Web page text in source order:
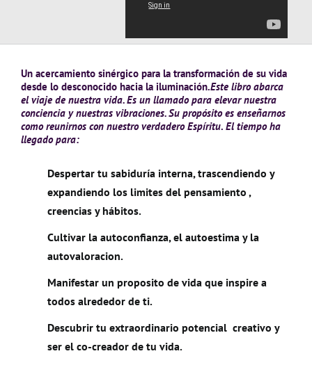
Un acercamiento sinérgico para la transformación de su vida
desde lo desconocido hacia la iluminación.Este libro abarca
el viaje de nuestra vida.Es un llamado para elevar nuestra
conciencia y nuestras vibraciones. Su propósito es enseñarnos
como reunirnos con nuestro verdadero Espíritu. El tiempo ha
llegado para:
Despertar tu sabiduría interna, trascendiendo y
expandiendo los limites del pensamiento ,
creencias y hábitos.
Cultivar la autoconfianza, el autoestima y la
autovaloracion.
Manifestar un proposito de vida que inspire a
todos alrededor de ti.
Descubrir tu extraordinario potencial creativo y
ser el co-creador de tu vida.